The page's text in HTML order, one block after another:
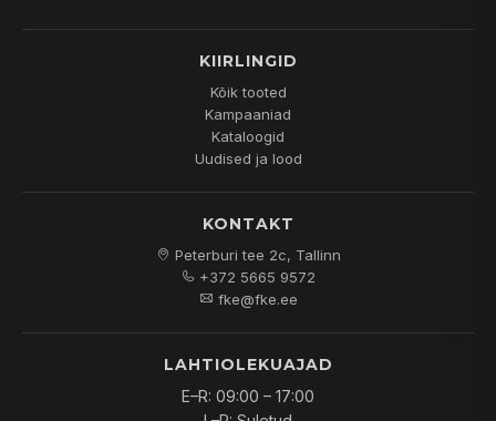
KIIRLINGID
Kõik tooted
Kampaaniad
Kataloogid
Uudised ja lood
KONTAKT
Peterburi tee 2c, Tallinn
+372 5665 9572
fke@fke.ee
LAHTIOLEKUAJAD
E–R: 09:00 – 17:00